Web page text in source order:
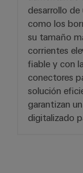
desarrollo
como los
su tamaño
corrientes
fiable y con
conectores
solución
garantizan
digitalizado